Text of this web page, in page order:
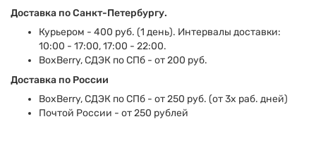
Доставка по Санкт-Петербургу.
Курьером - 400 руб. (1 день). Интервалы доставки:
10:00 - 17:00, 17:00 - 22:00.
BoxBerry, СДЭК по СПб - от 200 руб.
Доставка по России
BoxBerry, СДЭК по СПб - от 250 руб. (от 3х раб. дней)
Почтой России - от 250 рублей